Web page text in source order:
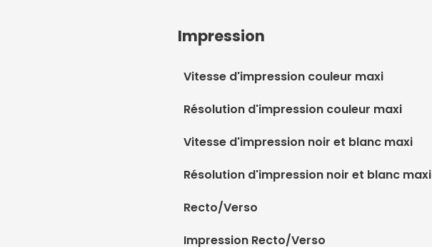
Impression
Vitesse d'impression couleur maxi
Résolution d'impression couleur maxi
Vitesse d'impression noir et blanc maxi
Résolution d'impression noir et blanc maxi
Recto/Verso
Impression Recto/Verso